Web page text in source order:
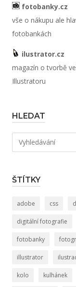
fotobanky.cz
vše o nákupu ale
fotobankách
ilustrator.cz
magazín o tvorbě
Illustratoru
HLEDAT
Hledat:
ŠTÍTKY
adobe css
digitální fotografie
fotobanky
illustrator
kolo kulhánek